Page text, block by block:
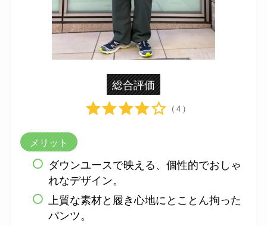
総合評価
( 4 )
メリット
ダウンユースで映える、個性的でおしゃ
れなデザイン。
上質な素材と履き心地にとことん拘った
パンツ。